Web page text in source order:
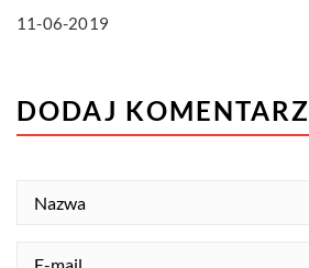
11-06-2019
DODAJ KOMENTARZ